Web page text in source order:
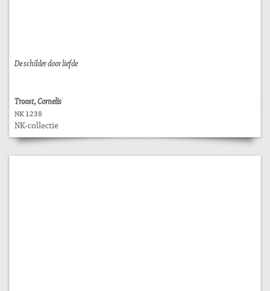
De schilder door liefde
Troost, Cornelis
NK 1238
NK-collectie